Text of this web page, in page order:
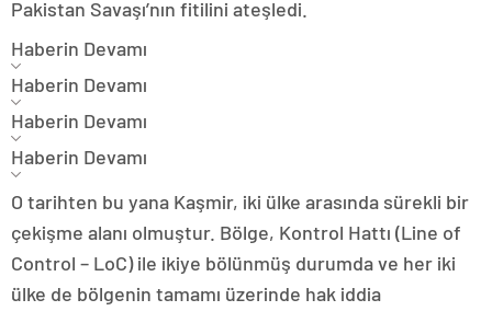
Pakistan Savaşı’nın fitilini ateşledi.
Haberin Devamı
Haberin Devamı
Haberin Devamı
Haberin Devamı
O tarihten bu yana Kaşmir, iki ülke arasında sürekli bir
çekişme alanı olmuştur. Bölge, Kontrol Hattı (Line of
Control – LoC) ile ikiye bölünmüş durumda ve her iki
ülke de bölgenin tamamı üzerinde hak iddia